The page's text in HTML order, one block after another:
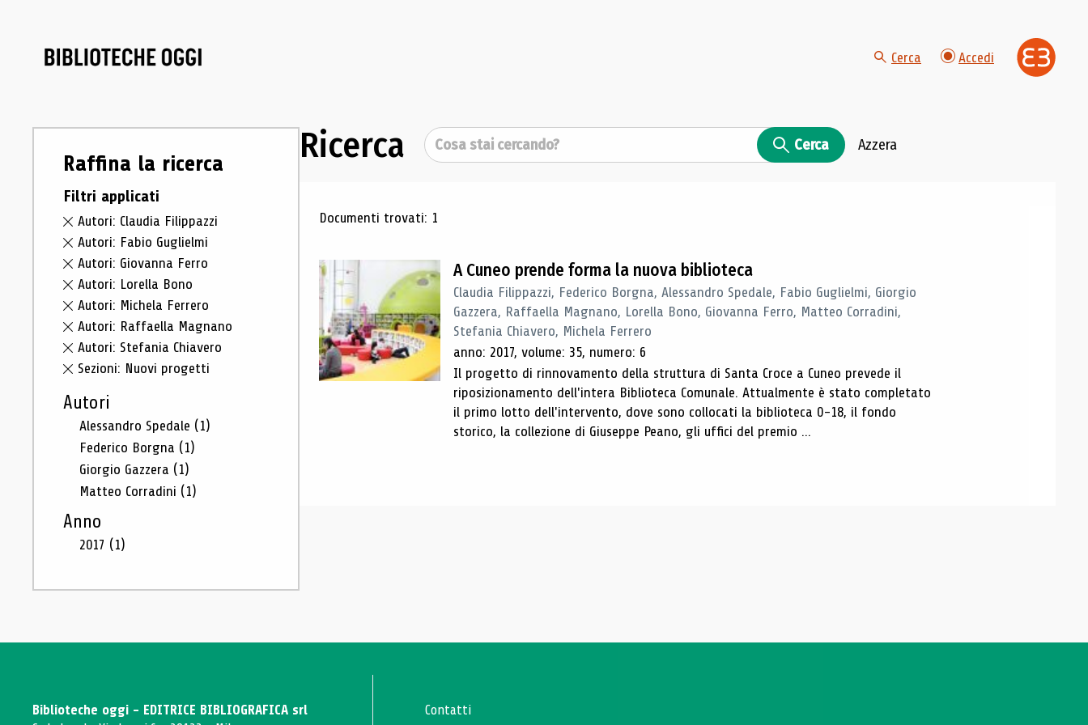
Cerca Accedi
Raffina la ricerca
Filtri applicati
Autori: Claudia Filippazzi
Autori: Fabio Guglielmi
Autori: Giovanna Ferro
Autori: Lorella Bono
Autori: Michela Ferrero
Autori: Raffaella Magnano
Autori: Stefania Chiavero
Sezioni: Nuovi progetti
Autori
Alessandro Spedale (1)
Federico Borgna (1)
Giorgio Gazzera (1)
Matteo Corradini (1)
Anno
2017 (1)
Ricerca Cerca Cerca Azzera
Risultati di ricerca
Documenti trovati: 1
A Cuneo prende forma la nuova biblioteca
Claudia Filippazzi, Federico Borgna, Alessandro Spedale, Fabio Guglielmi, Giorgio
Gazzera, Raffaella Magnano, Lorella Bono, Giovanna Ferro, Matteo Corradini,
Stefania Chiavero, Michela Ferrero
anno: 2017, volume: 35, numero: 6
Il progetto di rinnovamento della struttura di Santa Croce a Cuneo prevede il
riposizionamento dell'intera Biblioteca Comunale. Attualmente è stato completato
il primo lotto dell'intervento, dove sono collocati la biblioteca 0-18, il fondo
storico, la collezione di Giuseppe Peano, gli uffici del premio ...
Biblioteche oggi - EDITRICE BIBLIOGRAFICA srl
Contatti